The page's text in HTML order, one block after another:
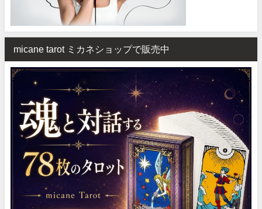
micane tarot ミカネショップで販売中